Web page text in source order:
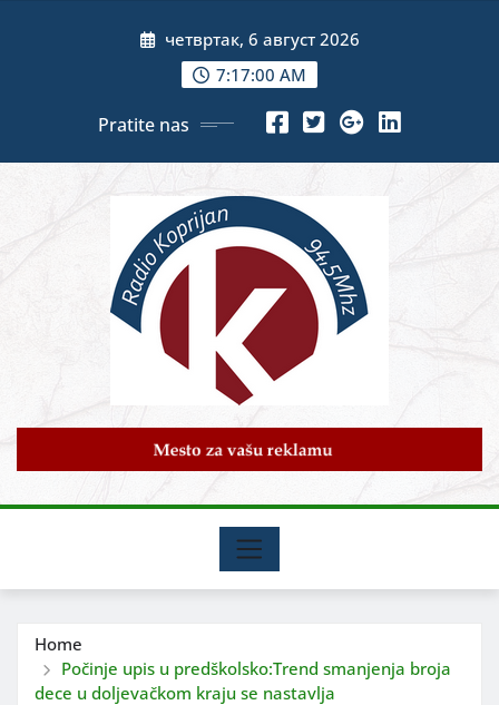
четвртак, 6 август 2026
7:17:02 AM
Pratite nas
Home
Počinje upis u predškolsko:Trend smanjenja broja
dece u doljevačkom kraju se nastavlja